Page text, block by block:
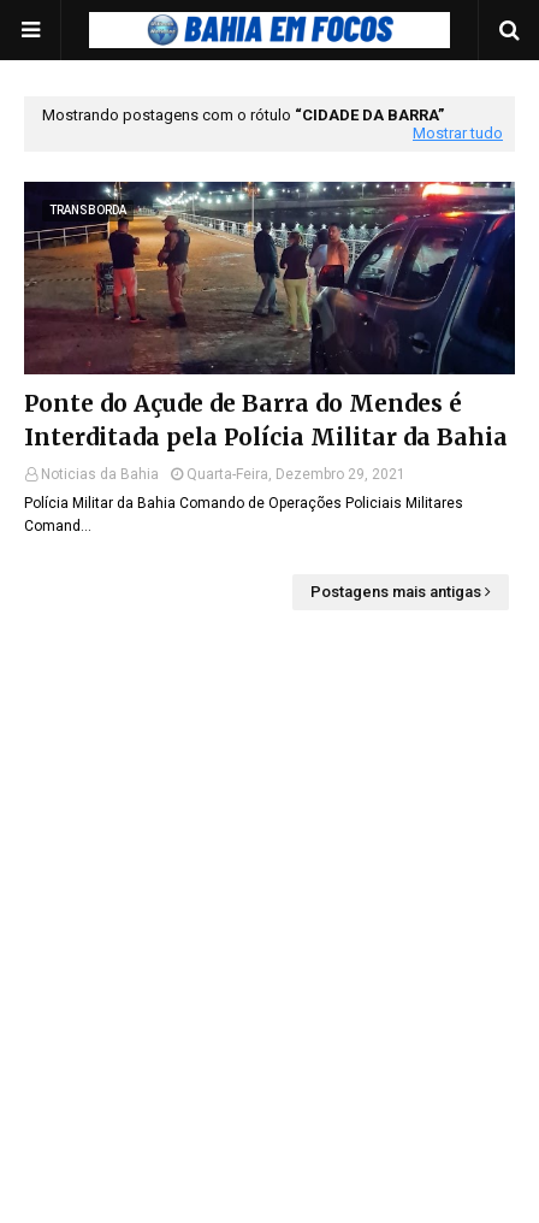
Mostrando postagens com o rótulo
CIDADE DA BARRA
Mostrar tudo
TRANSBORDA
Ponte do Açude de Barra do Mendes é
Interditada pela Polícia Militar da Bahia
Noticias da Bahia
Quarta-Feira, Dezembro 29, 2021
Polícia Militar da Bahia Comando de Operações Policiais Militares
Comand…
Postagens mais antigas